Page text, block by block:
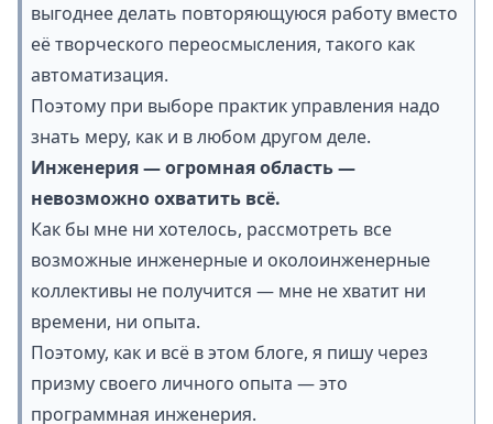
выгоднее делать повторяющуюся работу вместо
её творческого переосмысления, такого как
автоматизация.
Поэтому при выборе практик управления надо
знать меру, как и в любом другом деле.
Инженерия — огромная область —
невозможно охватить всё.
Как бы мне ни хотелось, рассмотреть все
возможные инженерные и околоинженерные
коллективы не получится — мне не хватит ни
времени, ни опыта.
Поэтому, как и всё в этом блоге, я пишу через
призму своего личного опыта — это
программная инженерия.